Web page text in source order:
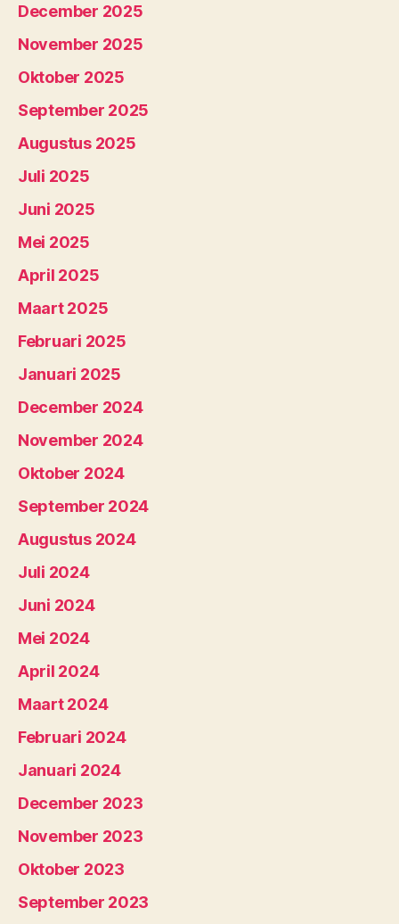
December 2025
November 2025
Oktober 2025
September 2025
Augustus 2025
Juli 2025
Juni 2025
Mei 2025
April 2025
Maart 2025
Februari 2025
Januari 2025
December 2024
November 2024
Oktober 2024
September 2024
Augustus 2024
Juli 2024
Juni 2024
Mei 2024
April 2024
Maart 2024
Februari 2024
Januari 2024
December 2023
November 2023
Oktober 2023
September 2023